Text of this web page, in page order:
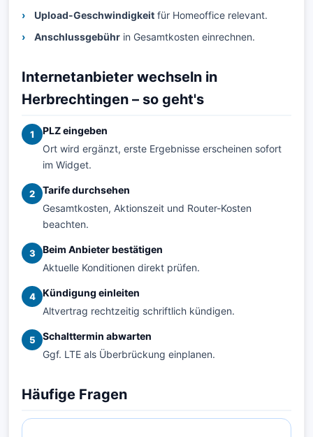
Upload-Geschwindigkeit für Homeoffice relevant.
Anschlussgebühr in Gesamtkosten einrechnen.
Internetanbieter wechseln in
Herbrechtingen – so geht's
1
PLZ eingeben
Ort wird ergänzt, erste Ergebnisse erscheinen sofort
im Widget.
2
Tarife durchsehen
Gesamtkosten, Aktionszeit und Router-Kosten
beachten.
3
Beim Anbieter bestätigen
Aktuelle Konditionen direkt prüfen.
4
Kündigung einleiten
Altvertrag rechtzeitig schriftlich kündigen.
5
Schalttermin abwarten
Ggf. LTE als Überbrückung einplanen.
Häufige Fragen